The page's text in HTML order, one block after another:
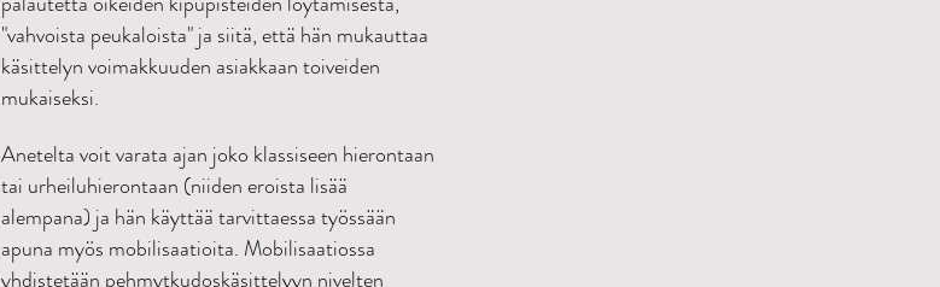
"vahvoista peukaloista" ja siitä, että hän mukauttaa
käsittelyn voimakkuuden asiakkaan toiveiden
mukaiseksi.
Anetelta voit varata ajan joko klassiseen hierontaan
tai urheiluhierontaan (niiden eroista lisää
alempana) ja hän käyttää tarvittaessa työssään
apuna myös mobilisaatioita. Mobilisaatiossa
yhdistetään pehmytkudoskäsittelyyn nivelten